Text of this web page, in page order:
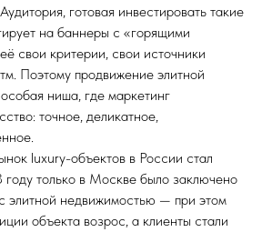
готовая инвестировать такие
на баннеры с «горящими
свои критерии, свои источники
Поэтому продвижение элитной
ниша, где маркетинг
точное, деликатное,
luxury-объектов в России стал
только в Москве было заключено
элитной недвижимостью — при этом
объекта возрос, а клиенты стали